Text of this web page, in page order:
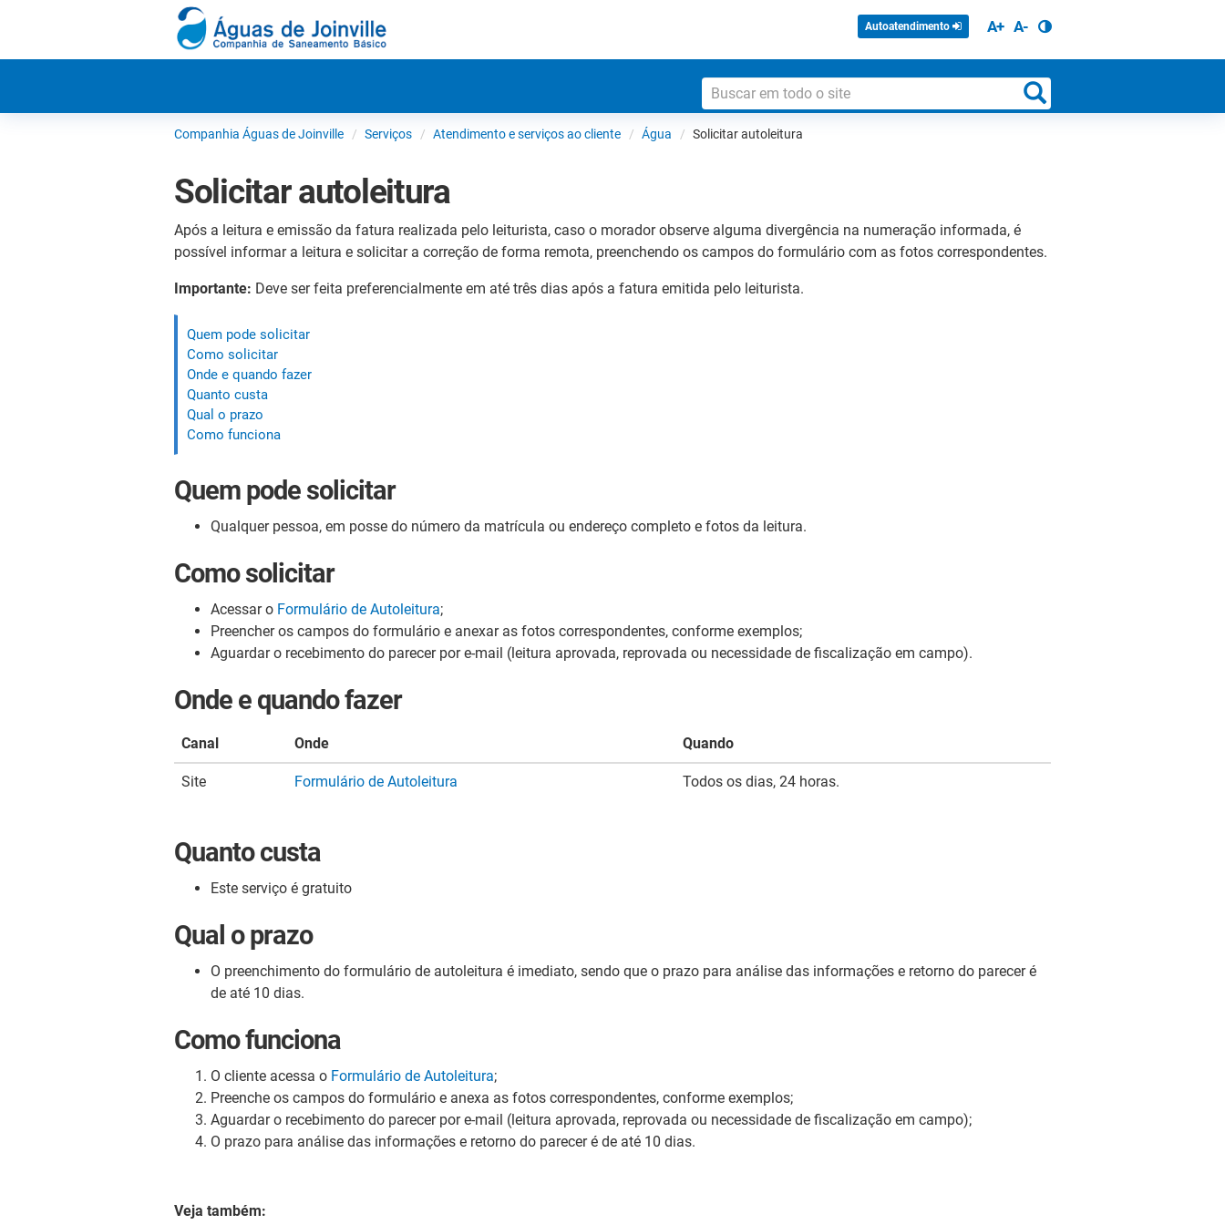
Autoatendimento A+ A-
Companhia Águas de Joinville Serviços Atendimento e serviços ao cliente Água Solicitar autoleitura
Solicitar autoleitura
Após a leitura e emissão da fatura realizada pelo leiturista, caso o morador observe alguma divergência na numeração informada, é
possível informar a leitura e solicitar a correção de forma remota, preenchendo os campos do formulário com as fotos correspondentes.
Importante: Deve ser feita preferencialmente em até três dias após a fatura emitida pelo leiturista.
Quem pode solicitar
Como solicitar
Onde e quando fazer
Quanto custa
Qual o prazo
Como funciona
Quem pode solicitar
Qualquer pessoa, em posse do número da matrícula ou endereço completo e fotos da leitura.
Como solicitar
Acessar o Formulário de Autoleitura;
Preencher os campos do formulário e anexar as fotos correspondentes, conforme exemplos;
Aguardar o recebimento do parecer por e-mail (leitura aprovada, reprovada ou necessidade de fiscalização em campo).
Onde e quando fazer
Canal Onde Quando
Site Formulário de Autoleitura Todos os dias, 24 horas.
Quanto custa
Este serviço é gratuito
Qual o prazo
O preenchimento do formulário de autoleitura é imediato, sendo que o prazo para análise das informações e retorno do parecer é
de até 10 dias.
Como funciona
O cliente acessa o Formulário de Autoleitura;
Preenche os campos do formulário e anexa as fotos correspondentes, conforme exemplos;
Aguardar o recebimento do parecer por e-mail (leitura aprovada, reprovada ou necessidade de fiscalização em campo);
O prazo para análise das informações e retorno do parecer é de até 10 dias.
Veja também: